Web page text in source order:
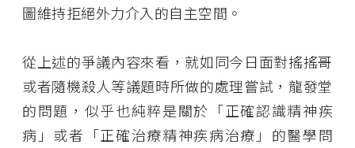
圖維持拒絕外力介入的自主空間。
從上述的爭議內容來看，就如同今日面對搖搖哥
或者隨機殺人等議題時所做的處理嘗試，龍發堂
的問題，似乎也純粹是關於「正確認識精神疾
病」或者「正確治療精神疾病治療」的醫學問